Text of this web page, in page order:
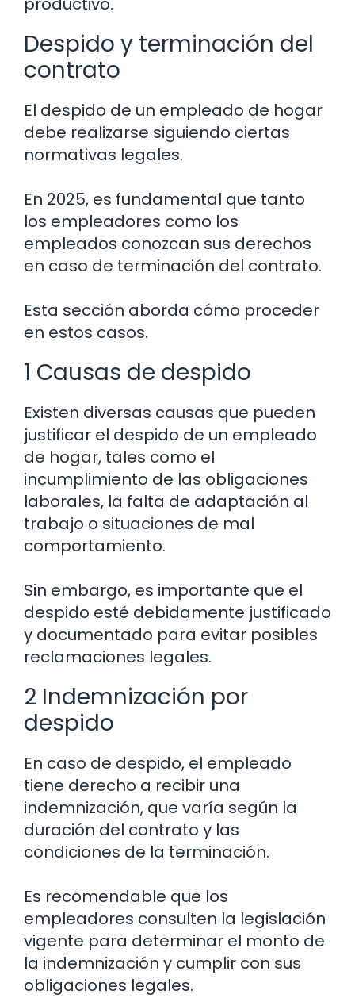
Despido y terminación del
contrato
El despido de un empleado de hogar
debe realizarse siguiendo ciertas
normativas legales.
En 2025, es fundamental que tanto
los empleadores como los
empleados conozcan sus derechos
en caso de terminación del contrato.
Esta sección aborda cómo proceder
en estos casos.
1 Causas de despido
Existen diversas causas que pueden
justificar el despido de un empleado
de hogar, tales como el
incumplimiento de las obligaciones
laborales, la falta de adaptación al
trabajo o situaciones de mal
comportamiento.
Sin embargo, es importante que el
despido esté debidamente justificado
y documentado para evitar posibles
reclamaciones legales.
2 Indemnización por
despido
En caso de despido, el empleado
tiene derecho a recibir una
indemnización, que varía según la
duración del contrato y las
condiciones de la terminación.
Es recomendable que los
empleadores consulten la legislación
vigente para determinar el monto de
la indemnización y cumplir con sus
obligaciones legales.